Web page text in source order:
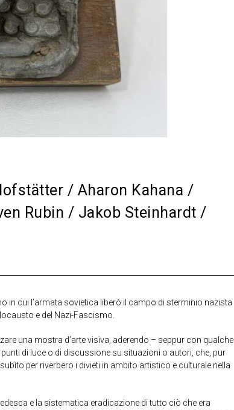
/ Aharon Kahana /
Rubin / Jakob Steinhardt /
in cui l’armata sovietica liberò il campo di sterminio nazista
e del Nazi-Fascismo.
una mostra d’arte visiva, aderendo – seppur con qualche
di luce o di discussione su situazioni o autori, che, pur
per riverbero i divieti in ambito artistico e culturale nella
e la sistematica eradicazione di tutto ciò che era